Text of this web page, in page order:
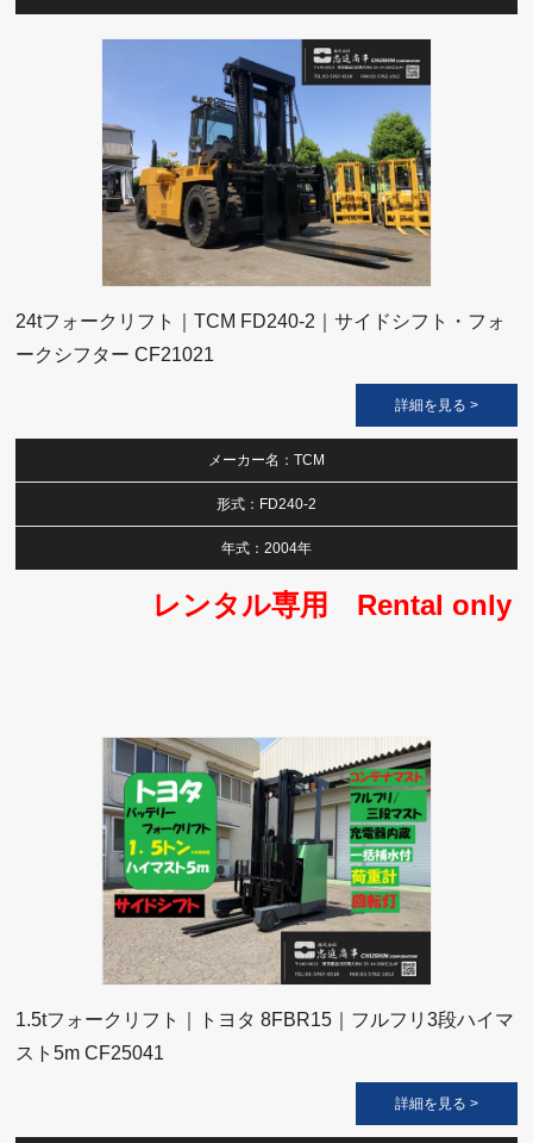
24tフォークリフト｜TCM FD240-2｜サイドシフト・フォ
ークシフター CF21021
詳細を見る >
メーカー名：TCM
形式：FD240-2
年式：2004年
レンタル専用 Rental only
1.5tフォークリフト｜トヨタ 8FBR15｜フルフリ3段ハイマ
スト5m CF25041
詳細を見る >